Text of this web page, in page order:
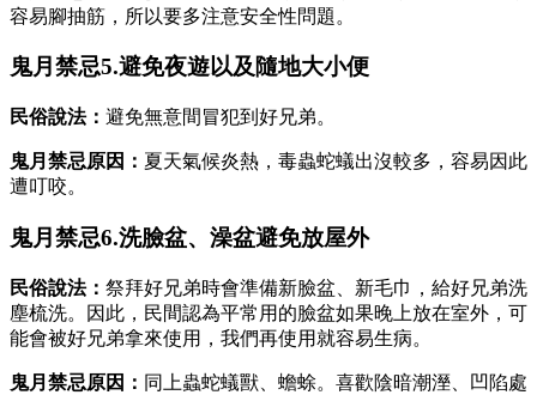
容易腳抽筋，所以要多注意安全性問題。
鬼月禁忌5.避免夜遊以及隨地大小便
民俗說法： 避免無意間冒犯到好兄弟。
鬼月禁忌原因： 夏天氣候炎熱，毒蟲蛇蟻出沒較多，容易因此
遭叮咬。
鬼月禁忌6.洗臉盆、澡盆避免放屋外
民俗說法： 祭拜好兄弟時會準備新臉盆、新毛巾，給好兄弟洗
塵梳洗。因此，民間認為平常用的臉盆如果晚上放在室外，可
能會被好兄弟拿來使用，我們再使用就容易生病。
鬼月禁忌原因： 同上蟲蛇蟻獸、蟾蜍。喜歡陰暗潮溼、凹陷處